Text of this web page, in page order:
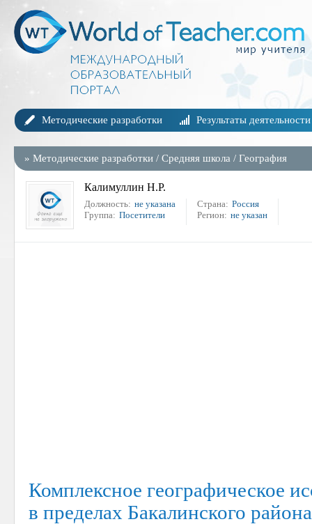
Методические разработки Результаты деятельности
» Методические разработки / Средняя школа / География
Калимуллин Н.Р.
Должность: не указана
Группа: Посетители
Страна: Россия
Регион: не указан
Комплексное географическое
в пределах Бакалинского района